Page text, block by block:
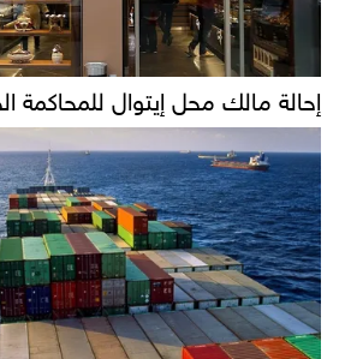
إحالة مالك محل إيتوال للمحاكمة